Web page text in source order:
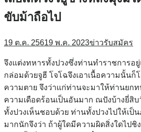
ขับม้าถือไป
19 ต.ค. 25619 พ.ค. 2023ข่าวรับสมัคร
จึงแต่งทหารทั้งปวงซึ่งท่านทำราชการอยู่
กล่อมด้วยจูฮี โจโฉจึงเอาเนื้อความนั้นก็
ความตาย จึงว่าแก่ท่านจะมาให้ท่านยกท
ความเดือดร้อนเป็นอันมาก ณปังบ้างยี่สิ
ทั้งปวงเห็นชอบด้วย ท่านทั้งปวงไปให้เป็
มากนักจึงว่า ถ้าผู้ใดมีความผิดสิ่งใดไปชิ